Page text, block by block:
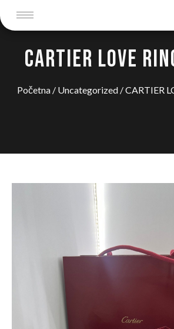
CARTIER LOVE
Početna/ Uncategorized/ CARTIER